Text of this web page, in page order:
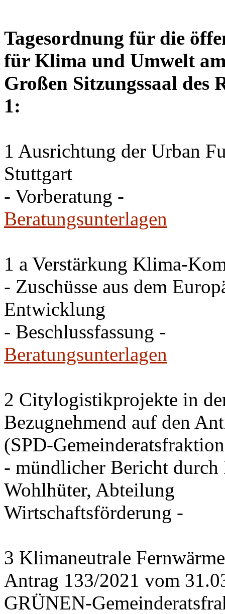
Tagesordnung für die
für Klima und Umwelt
Großen Sitzungssaal des
1:
1 Ausrichtung der Urban
Stuttgart
- Vorberatung -
Beratungsunterlagen
1 a Verstärkung Klima-
- Zuschüsse aus dem
Entwicklung
- Beschlussfassung -
Beratungsunterlagen
2 Citylogistikprojekte in
Bezugnehmend auf den
(SPD-
- mündlicher Bericht
Wohlhüter, Abteilung
Wirtschaftsförderung -
3 Klimaneutrale Fernwärme
Antrag 133/2021 vom
GRÜNEN-